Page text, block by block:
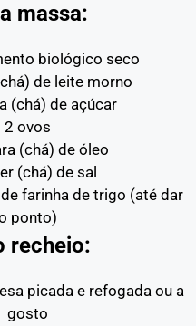
massa:
biológico seco
de leite morno
(chá) de açúcar
2 ovos
(chá) de óleo
(chá) de sal
farinha de trigo (até dar
ponto)
recheio:
picada e refogada ou a
gosto